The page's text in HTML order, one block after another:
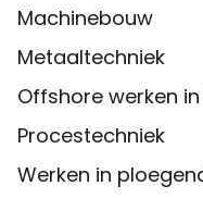
Machinebouw
Metaaltechniek
Offshore werken
Procestechniek
Werken in